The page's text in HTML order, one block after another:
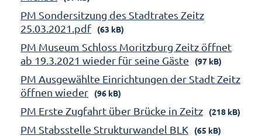
PM Sondersitzung des Stadtrates Zeitz
25.03.2021.pdf
(63 kB)
PM Museum Schloss Moritzburg Zeitz öffnet
ab 19.3.2021 wieder für seine Gäste
(97 kB)
PM Ausgewählte Einrichtungen der Stadt Zeitz
öffnen wieder
(96 kB)
PM Erste Zugfahrt über Brücke in Zeitz (218 kB)
PM Stabsstelle Strukturwandel BLK (65 kB)